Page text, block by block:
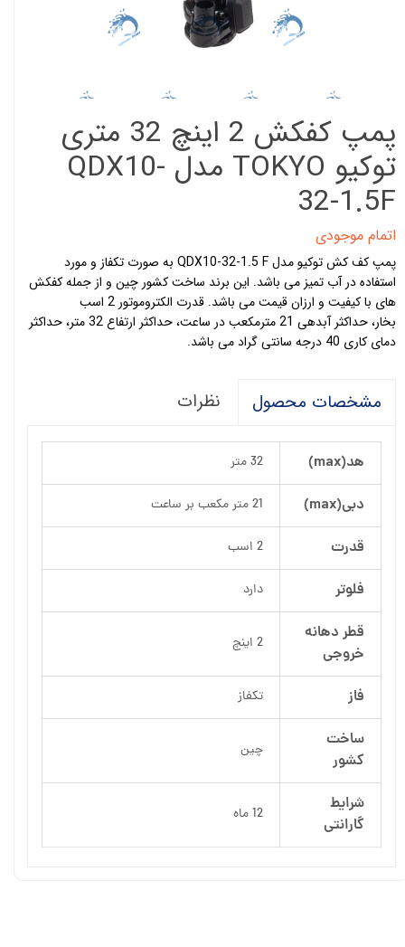
پمپ کفکش 2 اینچ 32 متری
توکیو TOKYO مدل QDX10-
32-1.5F
اتمام موجودی
پمپ کف کش توکیو مدل QDX10-32-1.5 F به صورت تکفاز و مورد
استفاده در آب تمیز می باشد. این برند ساخت کشور چین و از جمله کفکش
های با کیفیت و ارزان قیمت می باشد. قدرت الکتروموتور 2 اسب
بخار، حداکثر آبدهی 21 مترمکعب در ساعت، حداکثر ارتفاع 32 متر، حداکثر
دمای کاری 40 درجه سانتی گراد می باشد.
مشخصات محصول نظرات
هد(max) 32 متر
دبی(max) 21 متر مکعب بر ساعت
قدرت 2 اسب
فلوتر دارد
قطر دهانه
خروجی
2 اینچ
فاز تکفاز
ساخت
کشور
چین
شرایط
گارانتی
12 ماه